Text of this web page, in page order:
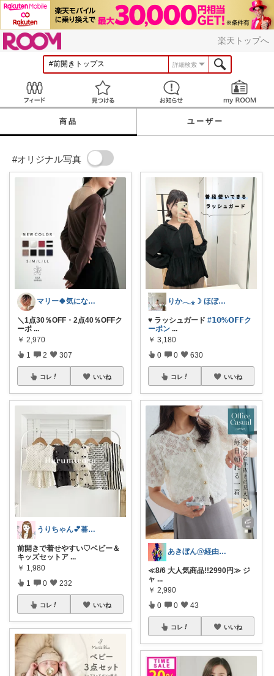
楽天トップへ
詳細検索
見つける お知らせ
商品 ユーザー
#オリジナル写真
マリー🍀気になるものたくさん✨
＼1点30％OFF・2点40％OFFク
ーポ ...
￥ 2,970
1 2 307
コレ いいね
うりちゃん💕暮らし🏡キッズ👶ママ
前開きで着せやすい♡ベビー＆
キッズセットア ...
￥ 1,980
1 0 232
コレ いいね
りか𓂃⁎☽ ほぼオリ写
♥ ラッシュガード #𝟭𝟬%𝗢𝗙𝗙ク
ーポン ...
￥ 3,180
0 0 630
コレ いいね
あきぼん@経由購入ありがとうございます
≪8/6 大人気商品!!2990円≫ ジ
ャ ...
￥ 2,990
0 0 43
コレ いいね